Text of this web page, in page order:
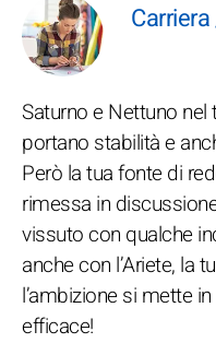
Saturno e Nettuno
portano stabilità e
Però la tua fonte di
rimessa in
vissuto con qualche
anche con l’Ariete, la
l’ambizione si mette
efficace!